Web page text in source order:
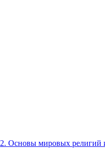
2. Основы мировых религий